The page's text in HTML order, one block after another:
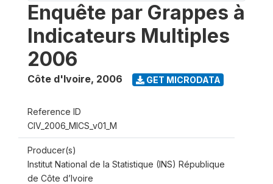
Enquête par Grappes à
Indicateurs Multiples
2006
Côte d'Ivoire, 2006 GET MICRODATA
Reference ID
CIV_2006_MICS_v01_M
Producer(s)
Institut National de la Statistique (INS) République
de Côte d’Ivoire